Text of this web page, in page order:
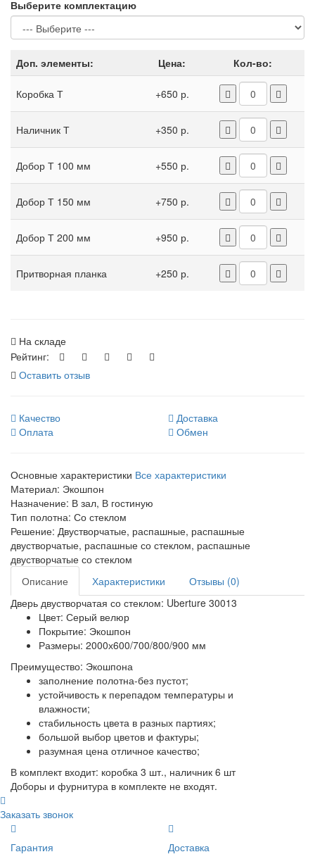
Выберите комплектацию
Доп. элементы: Цена: Кол-во:
Коробка Т +650 р.
Наличник Т +350 р.
Добор Т 100 мм +550 р.
Добор Т 150 мм +750 р.
Добор Т 200 мм +950 р.
Притворная планка +250 р.
На складе
Рейтинг:
Оставить отзыв
Качество
Доставка
Оплата
Обмен
Основные характеристики Все характеристики
Материал: Экошпон
Назначение: В зал, В гостиную
Тип полотна: Со стеклом
Решение: Двустворчатые, распашные, распашные
двустворчатые, распашные со стеклом, распашные
двустворчатые со стеклом
Описание
Характеристики
Отзывы (0)
Дверь двустворчатая со стеклом: Uberture 30013
Цвет: Серый велюр
Покрытие: Экошпон
Размеры: 2000х600/700/800/900 мм
Преимущество: Экошпона
заполнение полотна-без пустот;
устойчивость к перепадом температуры и
влажности;
стабильность цвета в разных партиях;
большой выбор цветов и фактуры;
разумная цена отличное качество;
В комплект входит: коробка 3 шт., наличник 6 шт
Доборы и фурнитура в комплекте не входят.
Заказать звонок
Гарантия
Доставка